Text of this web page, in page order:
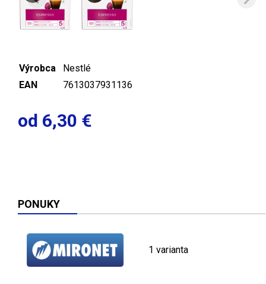
Výrobca
Nestlé
EAN
7613037931136
od 6,30 €
PONUKY
1 varianta